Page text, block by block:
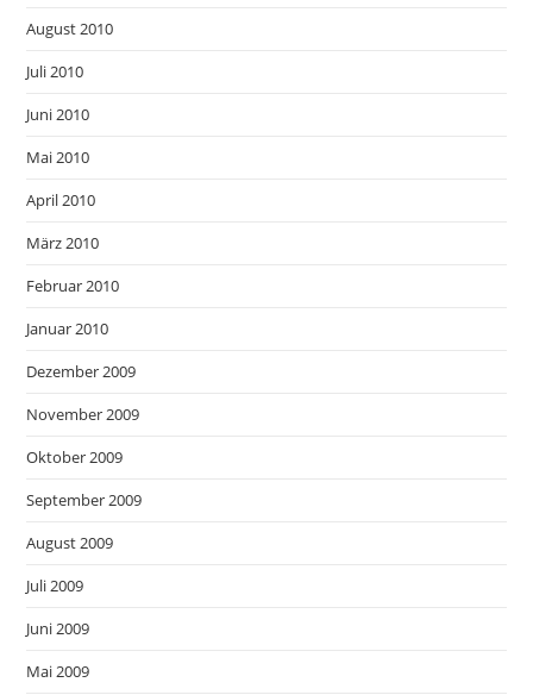
August 2010
Juli 2010
Juni 2010
Mai 2010
April 2010
März 2010
Februar 2010
Januar 2010
Dezember 2009
November 2009
Oktober 2009
September 2009
August 2009
Juli 2009
Juni 2009
Mai 2009